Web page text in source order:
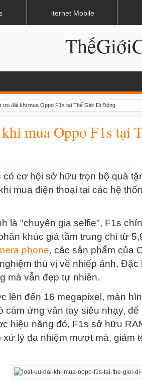
ưu đãi khi mua Oppo F1s tại Thế Giới Di Động
mua Oppo F1s tại
có cơ hội sở hữu trọn bộ quà
mua điện thoại tại các hệ
là "chuyên gia selfie", F1s
khúc giá tầm trung chỉ từ
phone, các sản phẩm của
thú vị về nhiếp ảnh. Đặc
mà vẫn đẹp tự nhiên.
lên đến 16 megapixel, màn
cảm ứng vân tay siêu nhạy,
hiệu năng đó, F1s sở hữu
xử lý đa nhiệm mượt mà, giảm
iternet Mobile